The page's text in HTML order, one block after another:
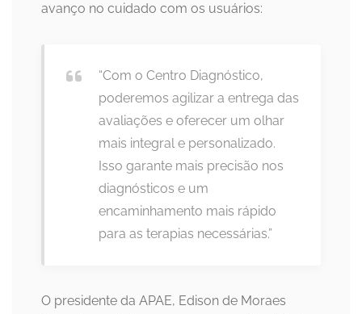
avanço no cuidado com os usuários:
“Com o Centro Diagnóstico,
poderemos agilizar a entrega das
avaliações e oferecer um olhar
mais integral e personalizado.
Isso garante mais precisão nos
diagnósticos e um
encaminhamento mais rápido
para as terapias necessárias.”
O presidente da APAE, Edison de Moraes